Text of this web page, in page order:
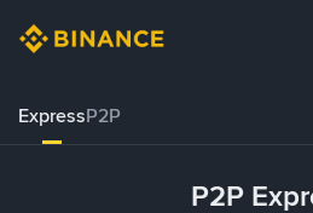
ExpressP2P
P2P